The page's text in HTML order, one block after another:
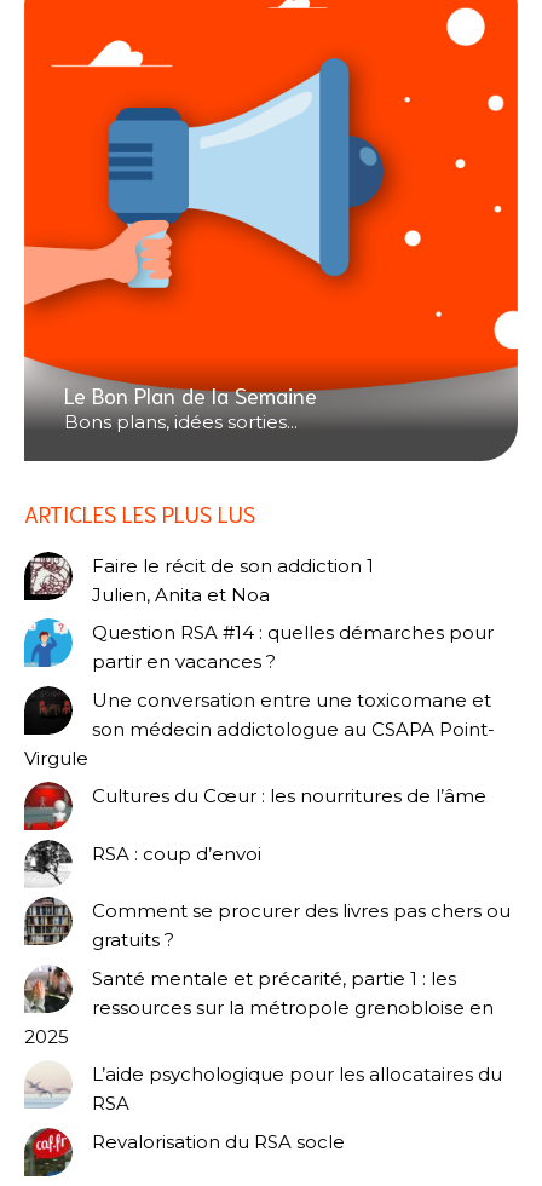
Le Bon Plan de la Semaine
Bons plans, idées sorties...
ARTICLES LES PLUS LUS
Faire le récit de son addiction 1
Julien, Anita et Noa
Question RSA #14 : quelles démarches pour
partir en vacances ?
Une conversation entre une toxicomane et
son médecin addictologue au CSAPA Point-
Virgule
Cultures du Cœur : les nourritures de l’âme
RSA : coup d’envoi
Comment se procurer des livres pas chers ou
gratuits ?
Santé mentale et précarité, partie 1 : les
ressources sur la métropole grenobloise en
2025
L’aide psychologique pour les allocataires du
RSA
Revalorisation du RSA socle